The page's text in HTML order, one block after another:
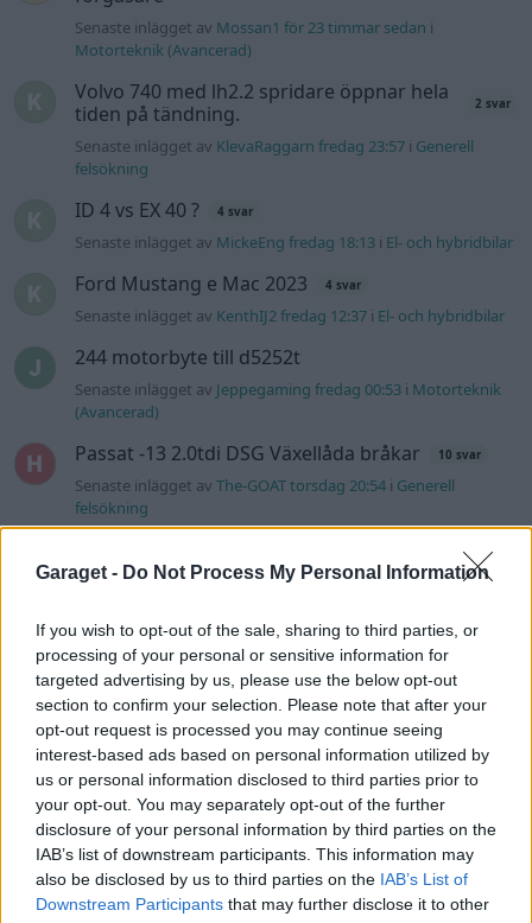
Garaget - Do Not Process My Personal Information
If you wish to opt-out of the sale, sharing to third parties, or
processing of your personal or sensitive information for
targeted advertising by us, please use the below opt-out
section to confirm your selection. Please note that after your
opt-out request is processed you may continue seeing
interest-based ads based on personal information utilized by
us or personal information disclosed to third parties prior to
your opt-out. You may separately opt-out of the further
disclosure of your personal information by third parties on the
IAB’s list of downstream participants. This information may
also be disclosed by us to third parties on the IAB’s List of
Downstream Participants that may further disclose it to other
Senaste inlägget av Mossan1 för 23 timmar sedan i
Motorteknik (Avancerad)
Volvo 740 med lh2.2 spridare öppnar hela
tiden på tändning.
2 svar
Senaste inlägget av KlevaRaggarn fredag 23:57 i Generell
felsökning
ID 4 vs EX 40 ? 4 svar
Senaste inlägget av MickeEng fredag 18:13 i El- och hybridbilar
Ford Mustang e Mac 2023 4 svar
Senaste inlägget av KenthIJ2 fredag 12:37 i El- och hybridbilar
244 motorbyte till d5252t
Senaste inlägget av Jeppegaming fredag 00:53 i Motorteknik
(Avancerad)
Passat -13 2.0tdi DSG Växellåda bråkar 10 svar
Senaste inlägget avThe-GOAT torsdag 20:54 i Generell
felsökning
Motorvärmare?
4 svar
Senaste projektinläggen
Vw 1956 oval prosjekt 12 svar
Senaste inlägget av Projekt
Puttelitens projekt Audi S2 Avant. Back
to basic. + garagefix.
900 svar
Senaste inlägget avPutteliten fredag 22:10iProjekt
Volkswagen Golf MK4 v6 4motion OEM++
med JDM inspiration.
14 svar
Senaste inlägget avStol3n_Identity fredag 10:06 iProjekt